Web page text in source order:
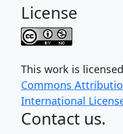
License
This work is
Commons
International
Contact us.